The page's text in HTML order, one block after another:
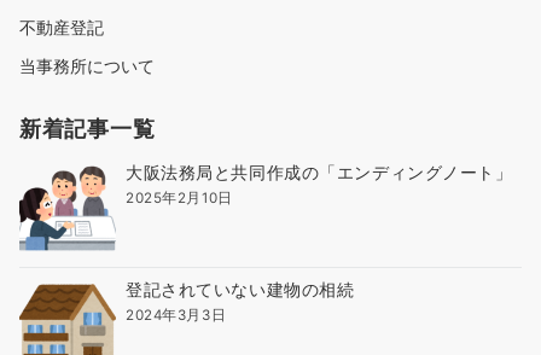
不動産登記
当事務所について
新着記事一覧
大阪法務局と共同作成の「エンディングノート」
2025年2月10日
登記されていない建物の相続
2024年3月3日